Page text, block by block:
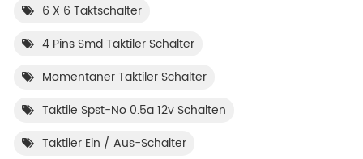
6 X 6 Taktschalter
4 Pins Smd Taktiler Schalter
Momentaner Taktiler Schalter
Taktile Spst-No 0.5a 12v Schalten
Taktiler Ein / Aus-Schalter